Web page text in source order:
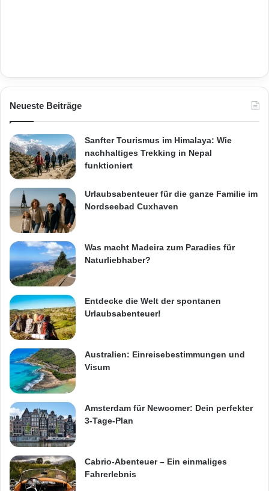
Neueste Beiträge
Sanfter Tourismus im Himalaya: Wie
nachhaltiges Trekking in Nepal
funktioniert
Urlaubsabenteuer für die ganze Familie im
Nordseebad Cuxhaven
Was macht Madeira zum Paradies für
Naturliebhaber?
Entdecke die Welt der spontanen
Urlaubsabenteuer!
Australien: Einreisebestimmungen und
Visum
Amsterdam für Newcomer: Dein perfekter
3-Tage-Plan
Cabrio-Abenteuer – Ein einmaliges
Fahrerlebnis